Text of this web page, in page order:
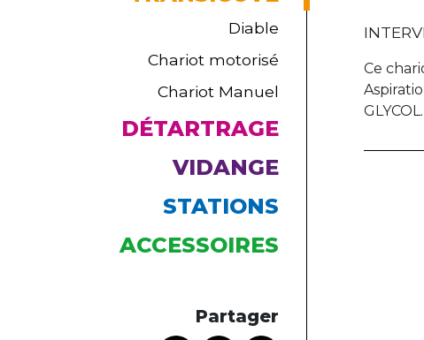
Diable
Chariot motorisé
Chariot Manuel
DÉTARTRAGE
VIDANGE
STATIONS
ACCESSOIRES
Partager
Ce
GLYCOL.